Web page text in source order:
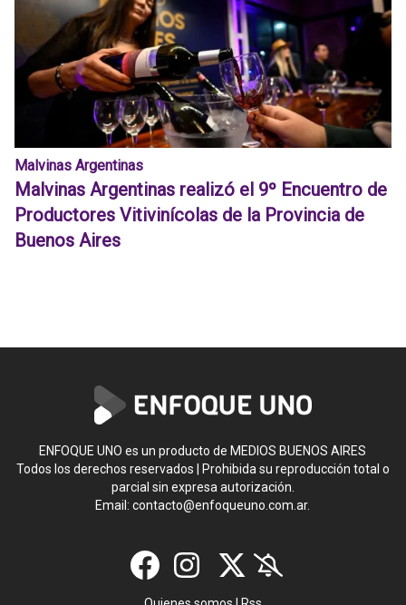
Malvinas Argentinas
Malvinas Argentinas realizó el 9º Encuentro de
Productores Vitivinícolas de la Provincia de
Buenos Aires
ENFOQUE UNO es un producto de MEDIOS BUENOS AIRES
Todos los derechos reservados | Prohibida su reproducción total o
parcial sin expresa autorización.
Email:contacto@enfoqueuno.com.ar.